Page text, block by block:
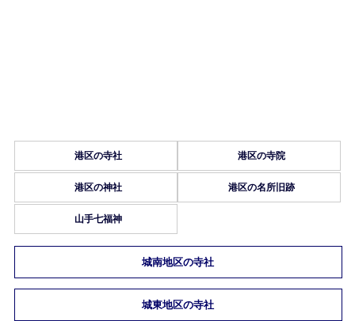
港区の寺社 港区の寺院
港区の神社 港区の名所旧跡
山手七福神
城南地区の寺社
城東地区の寺社